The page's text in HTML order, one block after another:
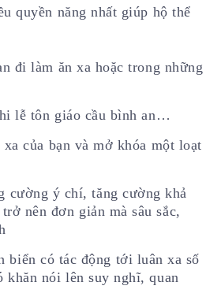
quyền năng nhất giúp hộ thể
đi làm ăn xa hoặc trong những
lễ tôn giáo cầu bình an…
của bạn và mở khóa một loạt
cường ý chí, tăng cường khả
nên đơn giản mà sâu sắc,
có tác động tới luân xa số
nói lên suy nghĩ, quan